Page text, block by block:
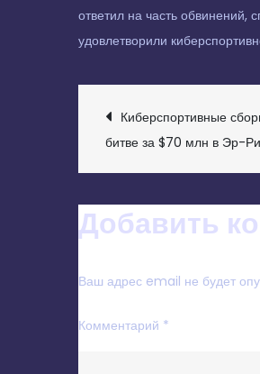
ответил на часть обвинений,
удовлетворили
ПО
Киберспортивные
битве за $70 млн в Эр-
Добавить
Ваш адрес email не будет
Комментарий *